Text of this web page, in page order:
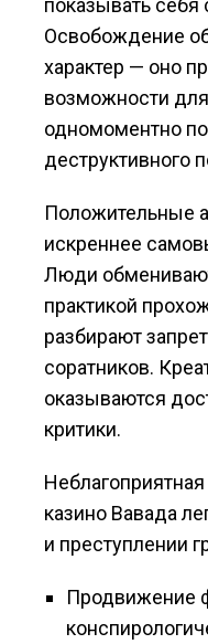
показывать себя
Освобождение
характер — оно
возможности
одномоментно
деструктивного
Положительные
искреннее
Люди
практикой
разбирают
соратников.
оказываются
критики.
казино Вавада
и преступлении
Продвижение